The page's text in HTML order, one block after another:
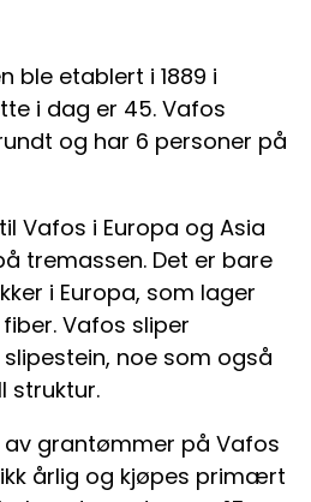
ble etablert i 1889 i
i dag er 45. Vafos
og har 6 personer på
Vafos i Europa og Asia
tremassen. Det er bare
i Europa, som lager
Vafos sliper
noe som også
struktur.
av grantømmer på Vafos
årlig og kjøpes primært